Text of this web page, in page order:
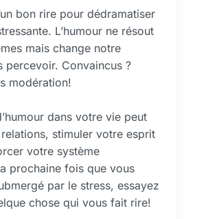
bon rire pour dédramatiser
L’humour ne résout
mais change notre
percevoir. Convaincus ?
modération!
dans votre vie peut
stimuler votre esprit
votre système
prochaine fois que vous
par le stress, essayez
chose qui vous fait rire!